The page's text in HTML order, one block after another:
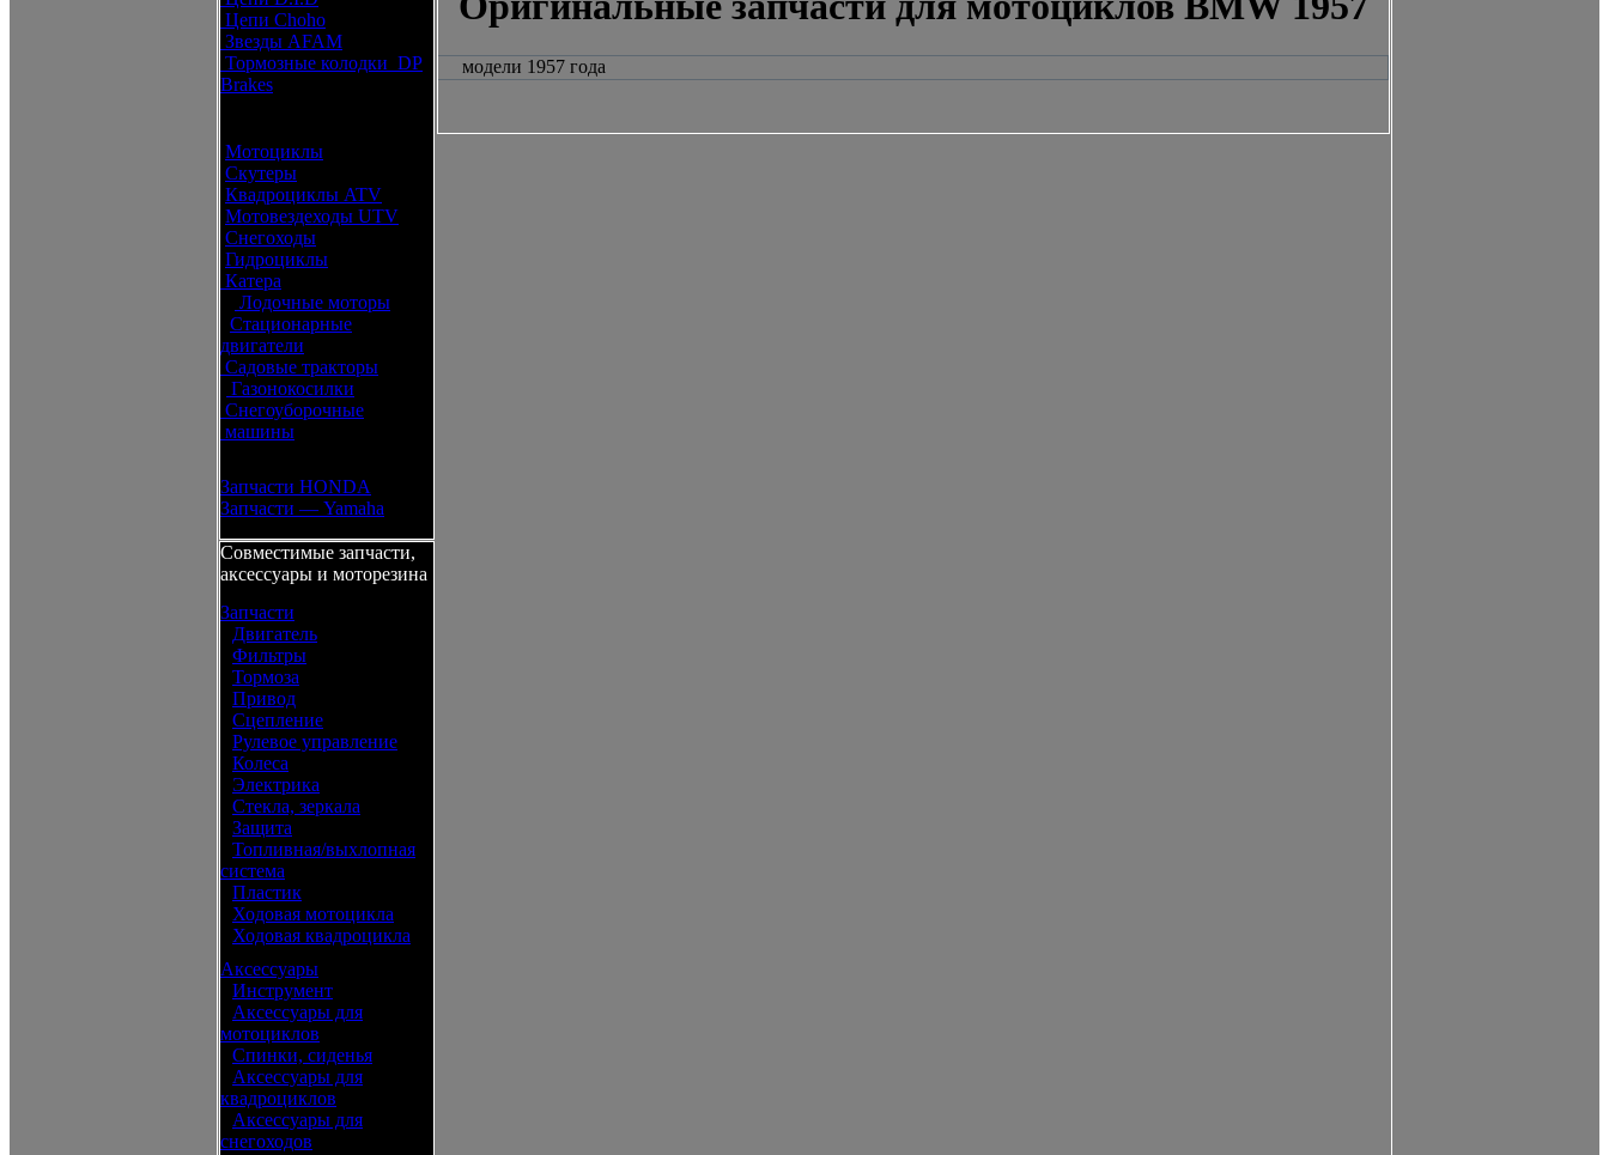
Цепи Choho
Звезды AFAM
Тормозные колодки DP
Brakes
Мотоциклы
Скутеры
Квадроциклы ATV
Мотовездеходы UTV
Снегоходы
Гидроциклы
Катера
Лодочные моторы
Стационарные
двигатели
Садовые тракторы
Газонокосилки
Снегоуборочные
машины
Запчасти HONDA
Запчасти — Yamaha
Совместимые запчасти,
аксессуары и моторезина
Запчасти
Двигатель
Фильтры
Тормоза
Привод
Сцепление
Рулевое управление
Колеса
Электрика
Стекла, зеркала
Защита
Топливная/выхлопная
система
Пластик
Ходовая мотоцикла
Ходовая квадроцикла
Аксессуары
Инструмент
Аксессуары для
мотоциклов
Спинки, сиденья
Аксессуары для
квадроциклов
Аксессуары для
снегоходов
модели 1957 года